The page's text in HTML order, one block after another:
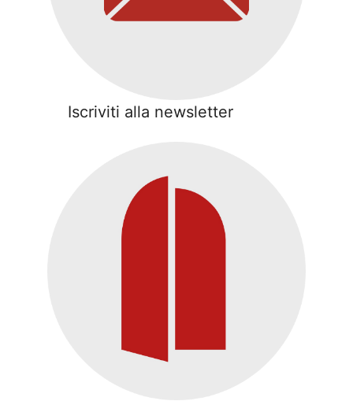
Iscriviti alla newsletter